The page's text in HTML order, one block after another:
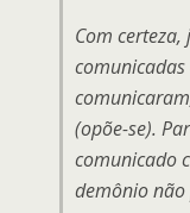
Com
(opõe-se).
comunicado
demônio não